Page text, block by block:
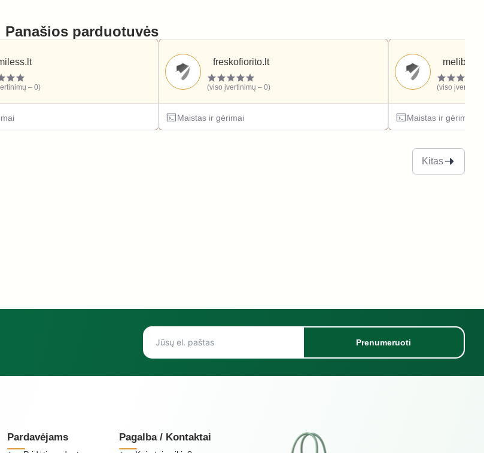
Panašios parduotuvės
– 0)
freskofiorito.lt
(viso įvertinimų – 0)
Maistas ir gėrimai
meliberi.lt
(viso
Maistas ir gėrimai
Kitas
Prenumeruoti
Pardavėjams Pagalba / Kontaktai